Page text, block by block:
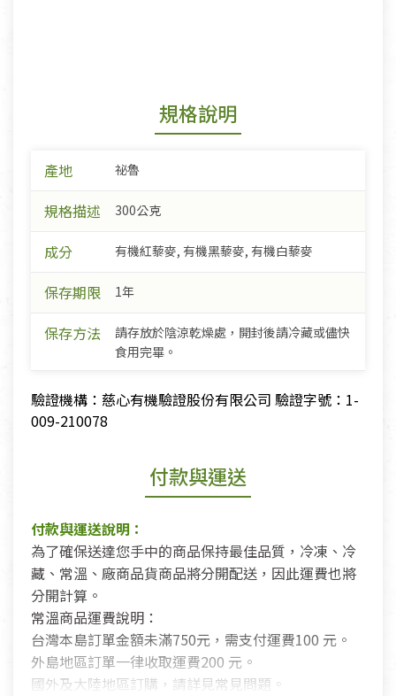
規格說明
產地 祕魯
規格描述 300公克
成分 有機紅藜麥, 有機黑藜麥, 有機白藜麥
保存期限 1年
保存方法
請存放於陰涼乾燥處，開封後請冷藏或儘快
食用完畢。
驗證機構：慈心有機驗證股份有限公司 驗證字號：1-
009-210078
付款與運送
付款與運送說明：
為了確保送達您手中的商品保持最佳品質，冷凍、冷
藏、常溫、廠商品貨商品將分開配送，因此運費也將
分開計算。
常溫商品運費說明：
台灣本島訂單金額未滿750元，需支付運費100 元。
外島地區訂單一律收取運費200 元。
國外及大陸地區訂購，請詳見常見問題。